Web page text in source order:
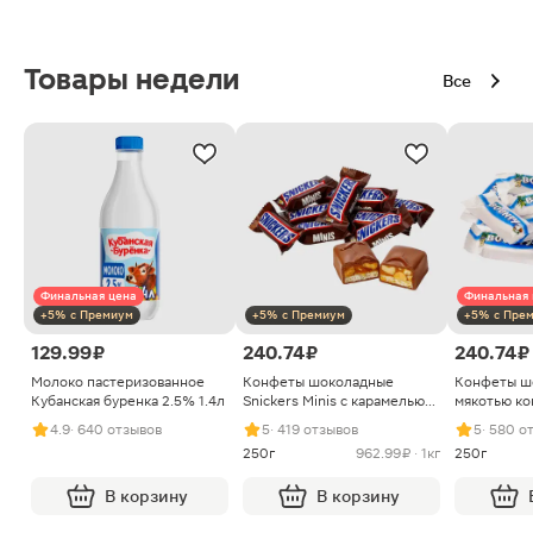
Товары недели Все
Финальная цена
+5% с Премиум
129.99 ₽
Молоко пастеризованное
Кубанская буренка 2.5% 1.4л
4.9· 640 отзывов
В корзину
+5% с Премиум
240.74 ₽
Конфеты шоколадные
Snickers Minis с карамелью
арахисом и нугой
5· 419 отзывов
250г
962.99 ₽ · 1кг
В корзину
Финальная
+5% с
240.74 ₽
Конфеты
мякотью
5· 580
250г